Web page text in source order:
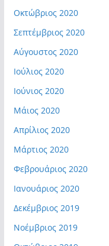
Οκτώβριος 2020
Σεπτέμβριος 2020
Αύγουστος 2020
Ιούλιος 2020
Ιούνιος 2020
Μάιος 2020
Απρίλιος 2020
Μάρτιος 2020
Φεβρουάριος 2020
Ιανουάριος 2020
Δεκέμβριος 2019
Νοέμβριος 2019